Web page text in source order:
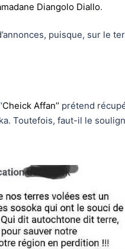
Diangolo Diallo.
puisque, sur le
Cheick Affan’’ prétend
Toutefois, faut-il le